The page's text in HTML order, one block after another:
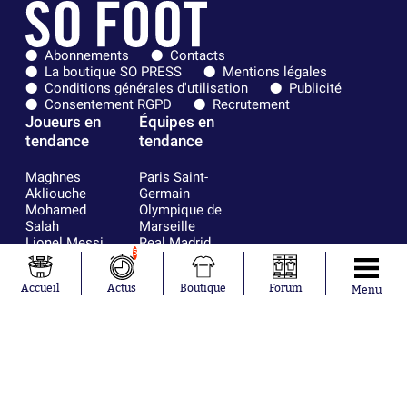
Abonnements
Contacts
La boutique SO PRESS
Mentions légales
Conditions générales d'utilisation
Publicité
Consentement RGPD
Recrutement
Joueurs en
tendance
Maghnes
Akliouche
Mohamed
Salah
Lionel Messi
Ferrán Torres
Kilian Corredor
Franco
Équipes en
tendance
Paris Saint-
Germain
Olympique de
Marseille
Real Madrid
Olympique
lyonnais
Accueil
5
Actus Boutique Forum Menu